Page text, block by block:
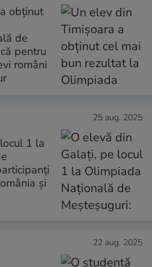
obținut
de
pentru
români
25 aug. 2025
1 la
și
22 aug. 2025